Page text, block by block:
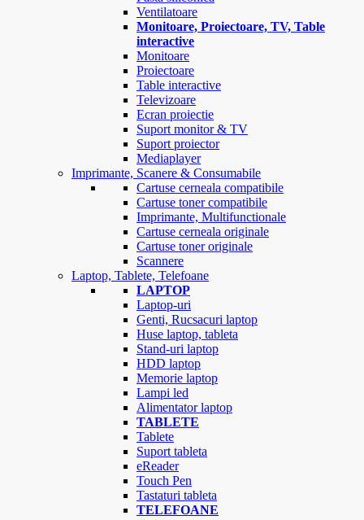
Ventilatoare
Monitoare, Proiectoare, TV, Table
interactive
Monitoare
Proiectoare
Table interactive
Televizoare
Ecran proiectie
Suport monitor & TV
Suport proiector
Mediaplayer
Imprimante, Scanere & Consumabile
Cartuse cerneala compatibile
Cartuse toner compatibile
Imprimante, Multifunctionale
Cartuse cerneala originale
Cartuse toner originale
Scannere
Laptop, Tablete, Telefoane
LAPTOP
Laptop-uri
Genti, Rucsacuri laptop
Huse laptop, tableta
Stand-uri laptop
HDD laptop
Memorie laptop
Lampi led
Alimentator laptop
TABLETE
Tablete
Suport tableta
eReader
Touch Pen
Tastaturi tableta
TELEFOANE